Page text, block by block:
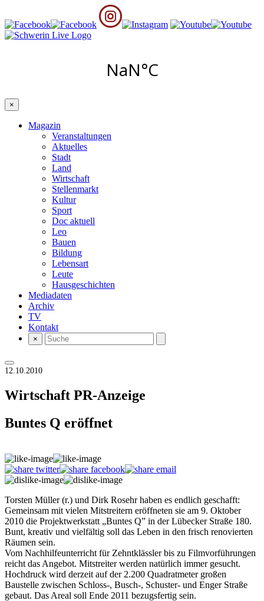
×
Magazin
Veranstaltungen
Aktuelles
Stadt
Land
Wirtschaft
Stellenmarkt
Kultur
Sport
Doc aktuell
Leo
Bauen
Bildung
Lebensart
Leute
Hausgeschichten
Mediadaten
Archiv
TV
Kontakt
×
12.10.2010
Wirtschaft PR-Anzeige
Buntes Q eröffnet
Torsten Müller (r.) und Dirk Rosehr haben es endlich geschafft:
Gemeinsam mit vielen Mitstreitern eröffneten sie am 9. Oktober
2010 die Projektwerkstatt „Buntes Q” in der Lübecker Straße 180.
Bunt, kreativ und vielfältig soll das Leben in den frisch renovierten
Räumen sein.
Vom Nachhilfeunterricht für Zehntklässler bis zu Filmvorführungen
reicht das Angebot. Mitstreiter werden natürlich immer gesucht.
Hochdruck wird derzeit auf der 2.200 Quadratmeter großen
Baustelle zwischen Schloss-, Busch-, Schuster- und Enger Straße
gebaut. Das Areal soll Ende 2011 bezugsfertig sein.